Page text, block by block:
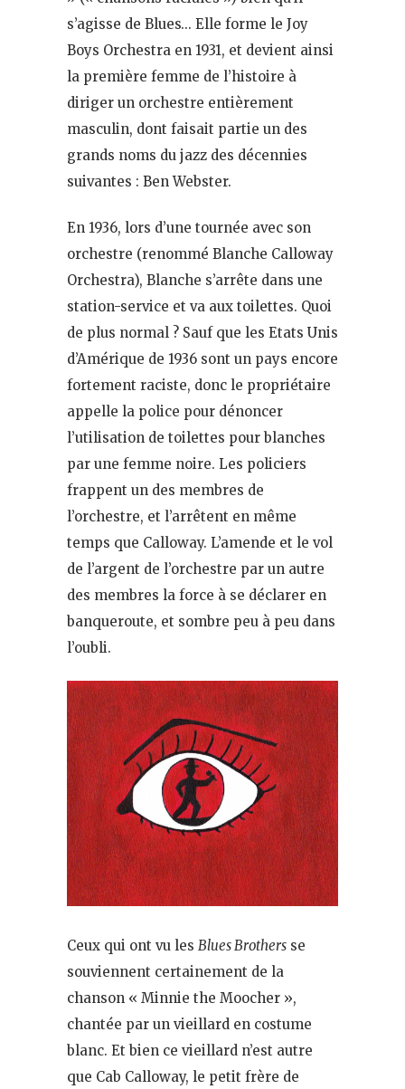
s’agisse de Blues… Elle forme le Joy
Boys Orchestra en 1931, et devient ainsi
la première femme de l’histoire à
diriger un orchestre entièrement
masculin, dont faisait partie un des
grands noms du jazz des décennies
suivantes : Ben Webster.
En 1936, lors d’une tournée avec son
orchestre (renommé Blanche Calloway
Orchestra), Blanche s’arrête dans une
station-service et va aux toilettes. Quoi
de plus normal ? Sauf que les Etats Unis
d’Amérique de 1936 sont un pays encore
fortement raciste, donc le propriétaire
appelle la police pour dénoncer
l’utilisation de toilettes pour blanches
par une femme noire. Les policiers
frappent un des membres de
l’orchestre, et l’arrêtent en même
temps que Calloway. L’amende et le vol
de l’argent de l’orchestre par un autre
des membres la force à se déclarer en
banqueroute, et sombre peu à peu dans
l’oubli.
Ceux qui ont vu les Blues Brothers se
souviennent certainement de la
chanson « Minnie the Moocher »,
chantée par un vieillard en costume
blanc. Et bien ce vieillard n’est autre
que Cab Calloway, le petit frère de